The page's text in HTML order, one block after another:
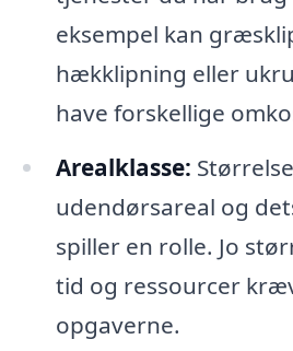
eksempel kan
hækklipning eller
have forskellige
Arealklasse:
udendørsareal og
spiller en rolle. Jo
tid og ressourcer
opgaverne.